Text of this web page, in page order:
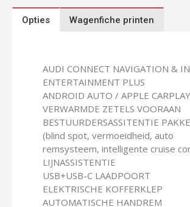
Opties Wagenfiche printen
AUDI CONNECT NAVIGATION &
ENTERTAINMENT PLUS
ANDROID AUTO / APPLE CARPLAY
VERWARMDE ZETELS VOORAAN
BESTUURDERSASSITENTIE
(blind spot, vermoeidheid, auto
remsysteem, intelligente cruise
LIJNASSISTENTIE
USB+USB-C LAADPOORT
ELEKTRISCHE KOFFERKLEP
AUTOMATISCHE HANDREM